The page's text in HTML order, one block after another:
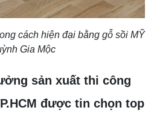
cách hiện đại bằng gỗ sồi MỸ
Gia Mộc
sản xuất thi công
được tin chọn top